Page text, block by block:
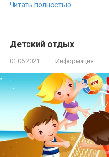
Читать полностью
Детский отдых
01.06.2021 Информация